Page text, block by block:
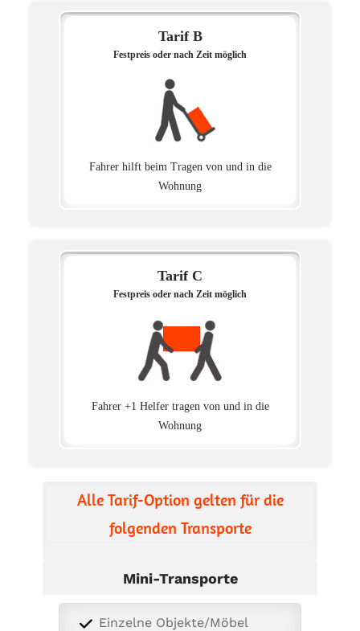
Tarif B
Festpreis oder nach Zeit möglich
Fahrer hilft beim Tragen von und in die
Wohnung
Tarif C
Festpreis oder nach Zeit möglich
Fahrer +1 Helfer tragen von und in die
Wohnung
Alle Tarif-Option gelten für die
folgenden Transporte
Mini-Transporte
Einzelne Objekte/Möbel